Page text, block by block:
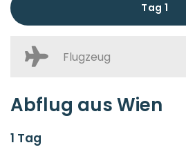
Tag 1
Flugzeug
Abflug aus Wien
1 Tag